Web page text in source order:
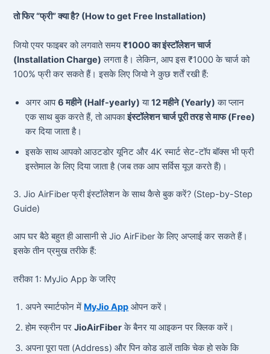
तो फिर “फ्री” क्या है? (How to get Free Installation)
जियो एयर फाइबर को लगवाते समय₹1000 का इंस्टॉलेशन चार्ज
(Installation Charge) लगता है। लेकिन, आप इस ₹1000 के चार्ज को
100% फ्री कर सकते हैं। इसके लिए जियो ने कुछ शर्तें रखी हैं:
अगर आप6 महीने (Half-yearly) या12 महीने (Yearly) का प्लान
एक साथ बुक करते हैं, तो आपकाइंस्टॉलेशन चार्ज पूरी तरह से माफ (Free)
कर दिया जाता है।
इसके साथ आपको आउटडोर यूनिट और 4K स्मार्ट सेट-टॉप बॉक्स भी फ्री
इस्तेमाल के लिए दिया जाता है (जब तक आप सर्विस यूज़ करते हैं)।
3. Jio AirFiber फ्री इंस्टॉलेशन के साथ कैसे बुक करें? (Step-by-Step
Guide)
आप घर बैठे बहुत ही आसानी से Jio AirFiber के लिए अप्लाई कर सकते हैं।
इसके तीन प्रमुख तरीके हैं:
तरीका 1: MyJio App के जरिए
अपने स्मार्टफोन में MyJio App ओपन करें।
होम स्क्रीन परJioAirFiberके बैनर या आइकन पर क्लिक करें।
अपना पूरा पता (Address) और पिन कोड डालें ताकि चेक हो सके कि